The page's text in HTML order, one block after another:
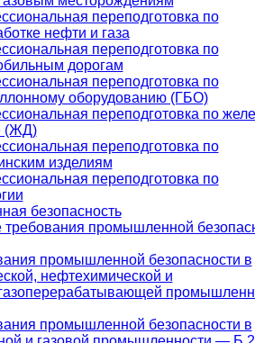
переподготовка по
нефти и газа
переподготовка по
дорогам
переподготовка по
оборудованию (ГБО)
переподготовка по
(ЖД)
переподготовка по
изделиям
переподготовка по
безопасность
промышленной
промышленной безопасности в
нефтехимической и
промышленной безопасности в